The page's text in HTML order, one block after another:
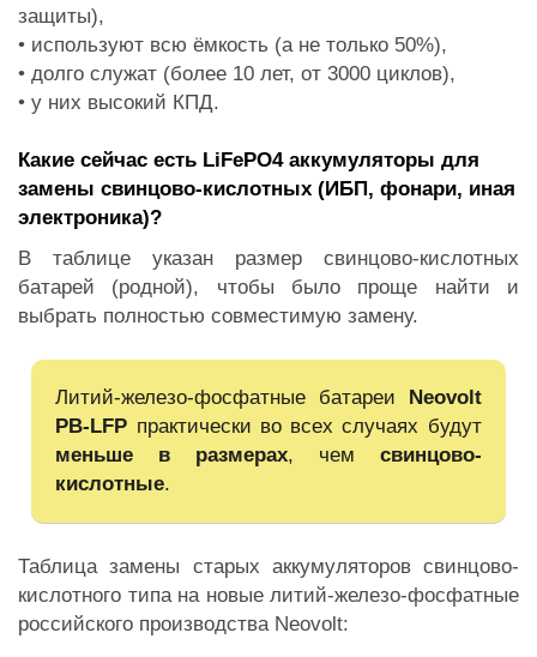
защиты),
• используют всю ёмкость (а не только 50%),
• долго служат (более 10 лет, от 3000 циклов),
• у них высокий КПД.
Какие сейчас есть LiFePO4 аккумуляторы для
замены свинцово-кислотных (ИБП, фонари, иная
электроника)?
В таблице указан размер свинцово-кислотных
батарей (родной), чтобы было проще найти и
выбрать полностью совместимую замену.
Литий-железо-фосфатные батареи Neovolt
PB-LFP практически во всех случаях будут
меньше в размерах, чем свинцово-
кислотные.
Таблица замены старых аккумуляторов свинцово-
кислотного типа на новые литий-железо-фосфатные
российского производства Neovolt: